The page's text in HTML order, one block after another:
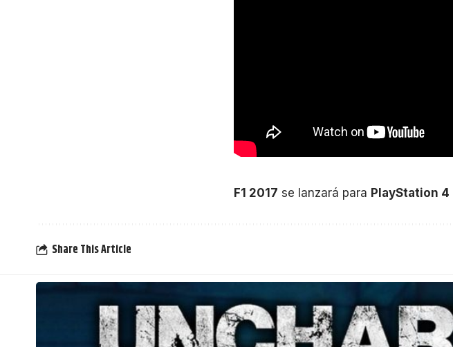
F1 2017 se lanzará para PlayStation 4
Share This Article